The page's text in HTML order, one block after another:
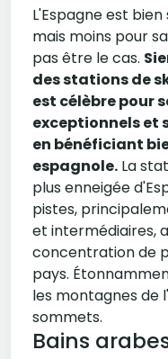
L'Espagne est
mais moins pour
pas être le cas.
des stations de
est célèbre pour
exceptionnels et
en bénéficiant
espagnole. La
plus enneigée
pistes,
et intermédiaires,
concentration de
pays.
les montagnes de
sommets.
Bains